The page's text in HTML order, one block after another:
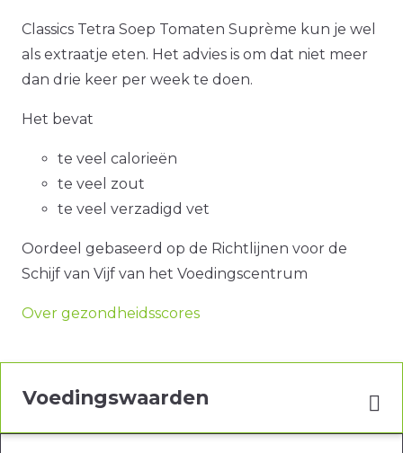
Classics Tetra Soep Tomaten Suprème kun je wel
als extraatje eten. Het advies is om dat niet meer
dan drie keer per week te doen.
Het bevat
te veel calorieën
te veel zout
te veel verzadigd vet
Oordeel gebaseerd op de Richtlijnen voor de
Schijf van Vijf van het Voedingscentrum
Over gezondheidsscores
Voedingswaarden